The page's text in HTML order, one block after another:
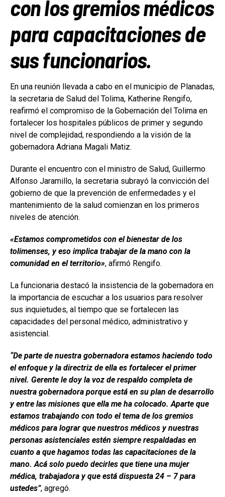
con los gremios médicos
para capacitaciones de
sus funcionarios.
En una reunión llevada a cabo en el municipio de Planadas,
la secretaria de Salud del Tolima, Katherine Rengifo,
reafirmó el compromiso de la Gobernación del Tolima en
fortalecer los hospitales públicos de primer y segundo
nivel de complejidad, respondiendo a la visión de la
gobernadora Adriana Magali Matiz.
Durante el encuentro con el ministro de Salud, Guillermo
Alfonso Jaramillo, la secretaria subrayó la convicción del
gobierno de que la prevención de enfermedades y el
mantenimiento de la salud comienzan en los primeros
niveles de atención.
«Estamos comprometidos con el bienestar de los
tolimenses, y eso implica trabajar de la mano con la
comunidad en el territorio», afirmó Rengifo.
La funcionaria destacó la insistencia de la gobernadora en
la importancia de escuchar a los usuarios para resolver
sus inquietudes, al tiempo que se fortalecen las
capacidades del personal médico, administrativo y
asistencial.
“De parte de nuestra gobernadora estamos haciendo todo
el enfoque y la directriz de ella es fortalecer el primer
nivel. Gerente le doy la voz de respaldo completa de
nuestra gobernadora porque está en su plan de desarrollo
y entre las misiones que ella me ha colocado. Aparte que
estamos trabajando con todo el tema de los gremios
médicos para lograr que nuestros médicos y nuestras
personas asistenciales estén siempre respaldadas en
cuanto a que hagamos todas las capacitaciones de la
mano. Acá solo puedo decirles que tiene una mujer
médica, trabajadora y que está dispuesta 24 – 7 para
ustedes”, agregó.